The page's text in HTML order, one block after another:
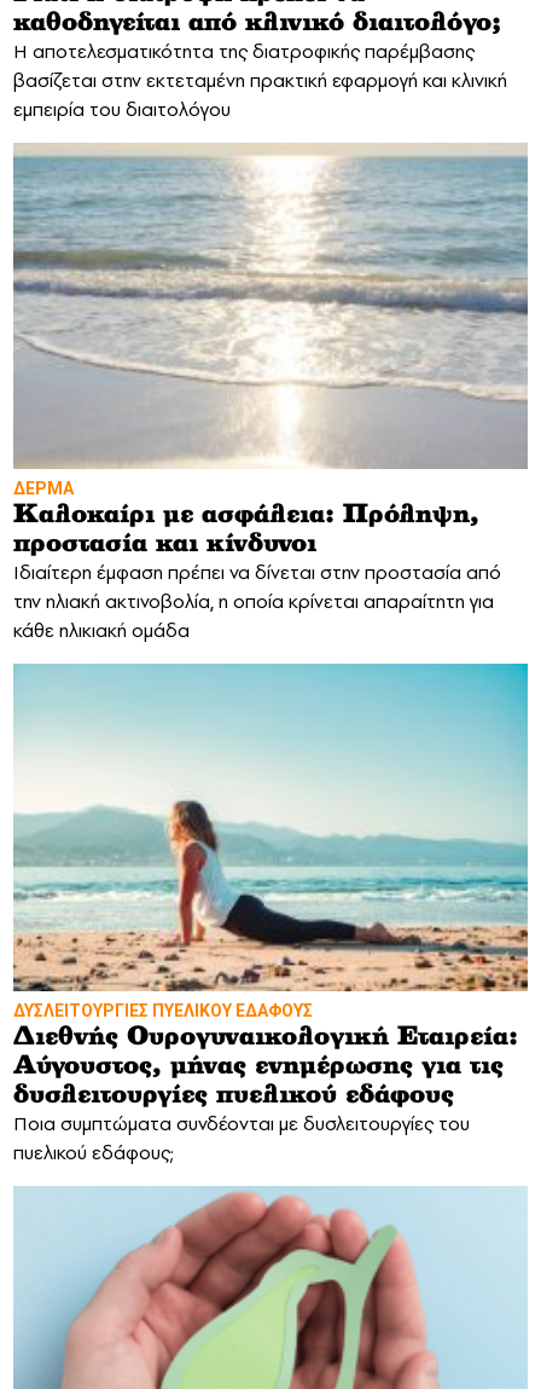
καθοδηγείται από κλινικό διαιτολόγο;
Η αποτελεσματικότητα της διατροφικής παρέμβασης
βασίζεται στην εκτεταμένη πρακτική εφαρμογή και κλινική
εμπειρία του διαιτολόγου
ΔΕΡΜΑ
Καλοκαίρι με ασφάλεια: Πρόληψη,
προστασία και κίνδυνοι
Ιδιαίτερη έμφαση πρέπει να δίνεται στην προστασία από
την ηλιακή ακτινοβολία, η οποία κρίνεται απαραίτητη για
κάθε ηλικιακή ομάδα
ΔΥΣΛΕΙΤΟΥΡΓΙΕΣ ΠΥΕΛΙΚΟΥ ΕΔΑΦΟΥΣ
Διεθνής Ουρογυναικολογική Εταιρεία:
Αύγουστος, μήνας ενημέρωσης για τις
δυσλειτουργίες πυελικού εδάφους
Ποια συμπτώματα συνδέονται με δυσλειτουργίες του
πυελικού εδάφους;